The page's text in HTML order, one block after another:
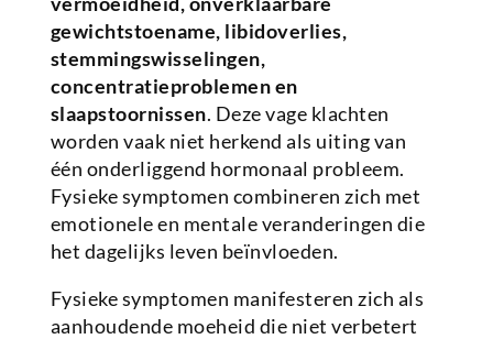
gewichtstoename, libidoverlies,
stemmingswisselingen,
concentratieproblemen en
slaapstoornissen. Deze vage klachten
worden vaak niet herkend als uiting van
één onderliggend hormonaal probleem.
Fysieke symptomen combineren zich met
emotionele en mentale veranderingen die
het dagelijks leven beïnvloeden.
Fysieke symptomen manifesteren zich als
aanhoudende moeheid die niet verbetert